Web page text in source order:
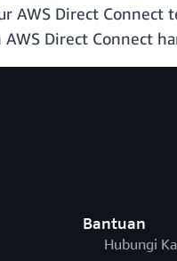
AWS Direct Connect
Direct Connect
Bantuan
Hubungi